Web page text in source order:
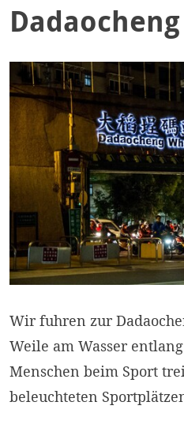
Wir fuhren zur
Weile am Wasser
Menschen beim Sport
beleuchteten